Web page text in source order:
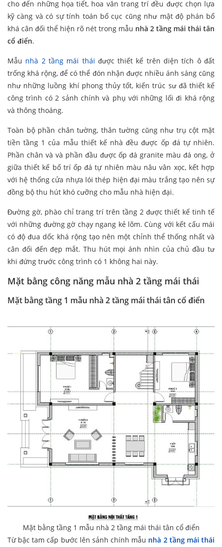
cho đến những họa tiết, hoa văn trang trí đều được chọn lựa
kỹ càng và có sự tính toán bố cục cũng như mật độ phán bố
khá cân đối thể hiện rõ nét trong mẫu nhà 2 tầng mái thái tân
cổ điển.
Mẫu nhà 2 tầng mái thái được thiết kế trên diện tích ô đất
trống khá rộng, để có thể đón nhận được nhiều ánh sáng cũng
như những luồng khí phong thủy tốt, kiến trúc sư đã thiết kế
công trình có 2 sảnh chính và phụ với những lối đi khá rộng
và thông thoáng.
Toàn bộ phần chân tường, thân tường cũng như trụ cột mặt
tiền tầng 1 của mẫu thiết kế nhà đều được ốp đá tự nhiên.
Phần chân và và phần đầu được ốp đá granite màu đá ong, ở
giữa thiết kế bố trí ốp đá tự nhiên màu nâu vân xọc, kết hợp
với hệ thống cửa nhựa lói thép hiện đại màu trắng tạo nên sự
đồng bộ thu hút khó cưỡng cho mẫu nhà hiện đại.
Đường gờ, phào chỉ trang trí trên tầng 2 được thiết kế tinh tế
với những đường gờ chạy ngang kẻ lõm. Cùng với kết cấu mái
có độ đua dốc khá rộng tạo nên một chỉnh thể thống nhất và
cân đối đến đẹp mắt. Thu hút mọi ánh nhìn của chủ đầu tư
khi đứng trước công trình có 1 không hai này.
Mặt bằng công năng mẫu nhà 2 tầng mái thái
Mặt bằng tầng 1 mẫu nhà 2 tầng mái thái tân cổ điển
Mặt bằng tầng 1 mẫu nhà 2 tầng mái thái tân cổ điển
Từ bậc tam cấp bước lên sảnh chính mẫu nhà 2 tầng mái thái